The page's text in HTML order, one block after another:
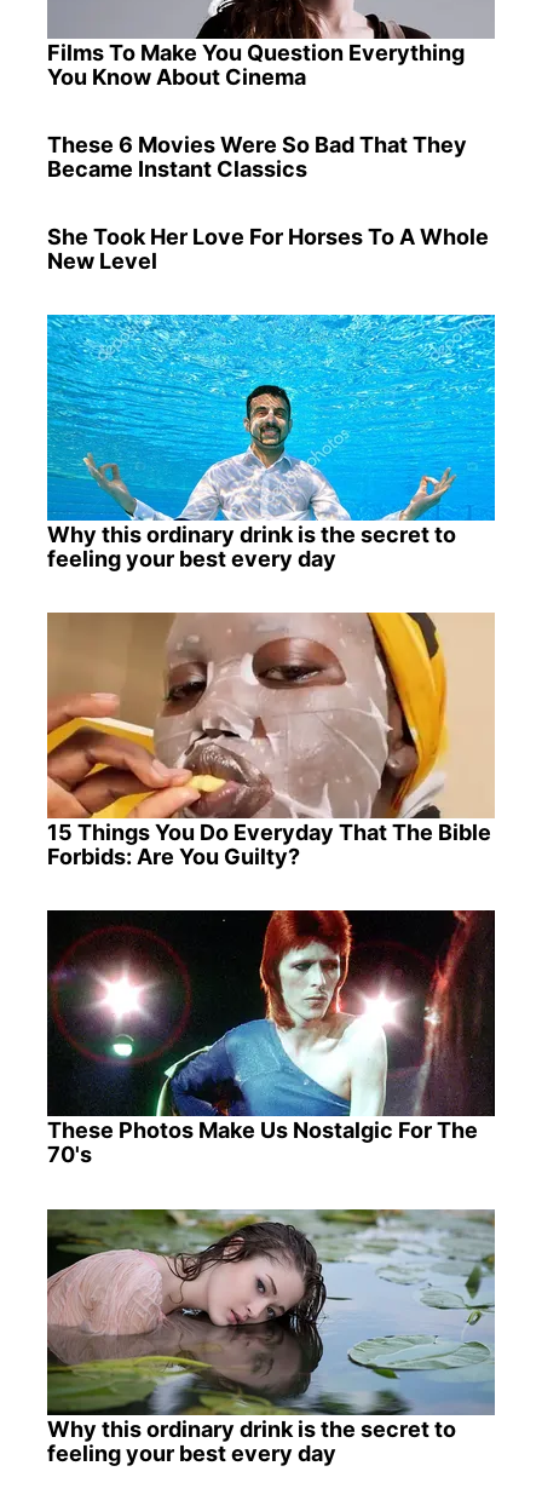
Films To Make You Question Everything
You Know About Cinema
These 6 Movies Were So Bad That They
Became Instant Classics
She Took Her Love For Horses To A Whole
New Level
Why this ordinary drink is the secret to
feeling your best every day
15 Things You Do Everyday That The Bible
Forbids: Are You Guilty?
These Photos Make Us Nostalgic For The
70's
Why this ordinary drink is the secret to
feeling your best every day